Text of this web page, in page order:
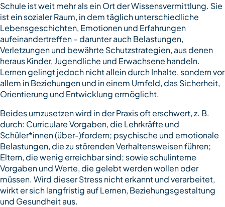
Schule ist weit mehr als ein Ort der Wissensvermittlung. Sie
ist ein sozialer Raum, in dem täglich unterschiedliche
Lebensgeschichten, Emotionen und Erfahrungen
aufeinandertreffen – darunter auch Belastungen,
Verletzungen und bewährte Schutzstrategien, aus denen
heraus Kinder, Jugendliche und Erwachsene handeln.
Lernen gelingt jedoch nicht allein durch Inhalte, sondern vor
allem in Beziehungen und in einem Umfeld, das Sicherheit,
Orientierung und Entwicklung ermöglicht.
Beides umzusetzen wird in der Praxis oft erschwert, z. B.
durch: Curriculare Vorgaben, die Lehrkräfte und
Schüler*innen (über-)fordern; psychische und emotionale
Belastungen, die zu störenden Verhaltensweisen führen;
Eltern, die wenig erreichbar sind; sowie schulinterne
Vorgaben und Werte, die gelebt werden wollen oder
müssen. Wird dieser Stress nicht erkannt und verarbeitet,
wirkt er sich langfristig auf Lernen, Beziehungsgestaltung
und Gesundheit aus.